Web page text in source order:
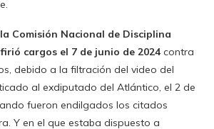
la Comisión Nacional de Disciplina
cargos el 7 de junio de 2024contra
debido a la filtración del video del
al exdiputado del Atlántico, el 2 de
fueron endilgados los citados
Y en el que estaba dispuesto a